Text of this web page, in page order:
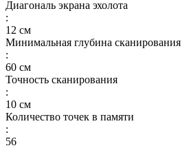
Диагональ экрана эхолота
:
12 см
Минимальная глубина сканирования
:
60 см
Точность сканирования
:
10 см
Количество точек в памяти
:
56